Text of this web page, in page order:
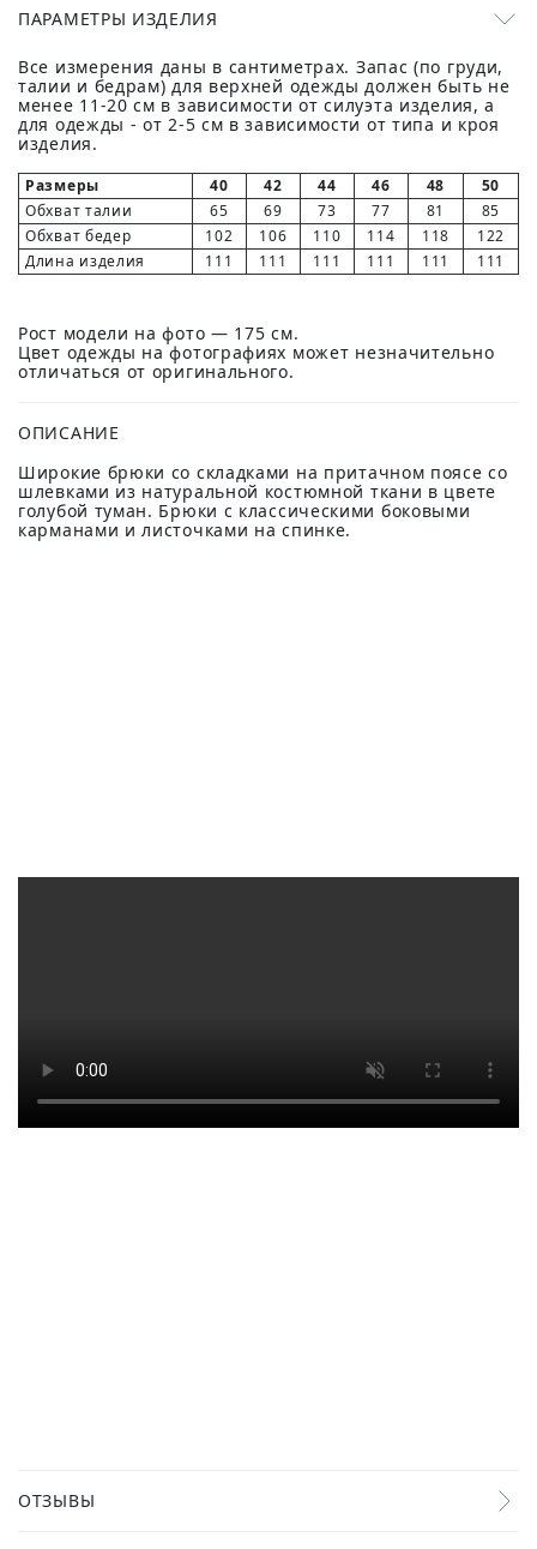
ПАРАМЕТРЫ ИЗДЕЛИЯ
Все измерения даны в сантиметрах. Запас (по груди,
талии и бедрам) для верхней одежды должен быть не
менее 11-20 см в зависимости от силуэта изделия, а
для одежды - от 2-5 см в зависимости от типа и кроя
изделия.
Размеры 40 42 44 46 48
50
Обхват талии
65 69 73 77 81
85
Обхват бедер
102 106 110 114 118
122
Длина изделия
111 111 111 111 111 111
Рост модели на фото — 175 см.
Цвет одежды на фотографиях может незначительно
отличаться от оригинального.
ОПИСАНИЕ
Широкие брюки со складками на притачном поясе со
шлевками из натуральной костюмной ткани в цвете
голубой туман. Брюки с классическими боковыми
карманами и листочками на спинке.
ОТЗЫВЫ